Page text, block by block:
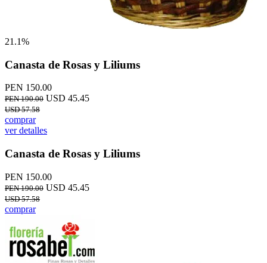
21.1%
Canasta de Rosas y Liliums
PEN 150.00
PEN 190.00 USD 45.45
USD 57.58
comprar
ver detalles
Canasta de Rosas y Liliums
PEN 150.00
PEN 190.00 USD 45.45
USD 57.58
comprar